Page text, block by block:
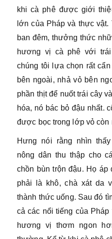
khi cà phê được giới
lớn của Pháp và thực
ban đêm, thưởng thức
hương vị cà phê với
chúng tôi lựa chọn rất
bên ngoài, nhả vỏ bên
phần thịt để nuốt trái cây
hóa, nó bác bỏ đậu nhất.
được bọc trong lớp vỏ còn
Hưng nói rằng nhìn
nông dân thu thập cho
chồn bùn trộn đậu. Họ áp
phải là khô, chà xát da
thành thức uống. Sau đó
cả các nổi tiếng của
hương vị thơm ngon